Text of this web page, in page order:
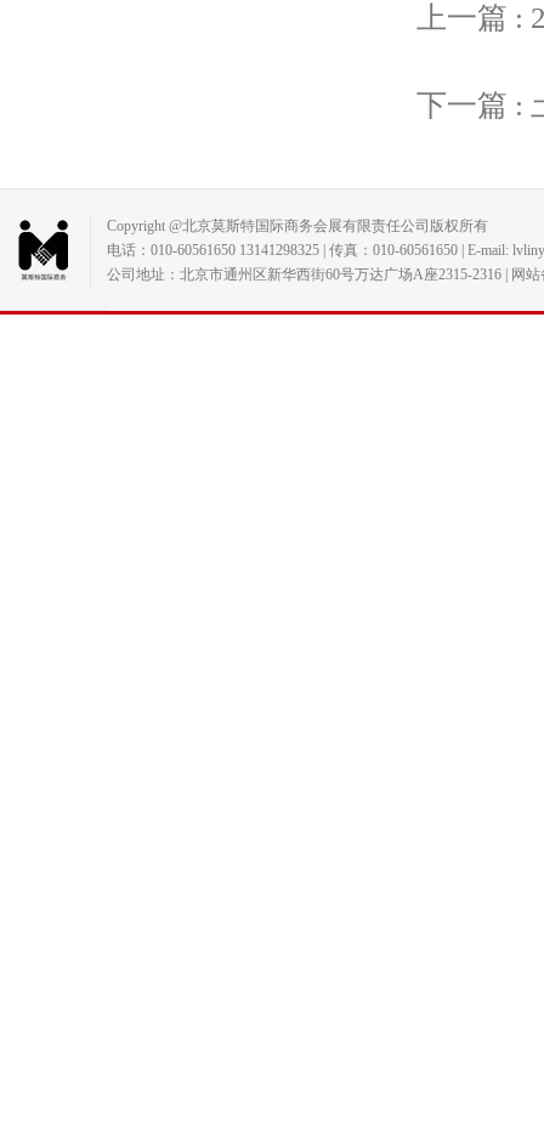
上一篇 :
下一篇 :
Copyright @北京莫斯特国际商务会展有限责任公司版权所有
电话：010-60561650 13141298325 | 传真：010-60561650 | E-mail:
公司地址：北京市通州区新华西街60号万达广场A座2315-2316 | 网